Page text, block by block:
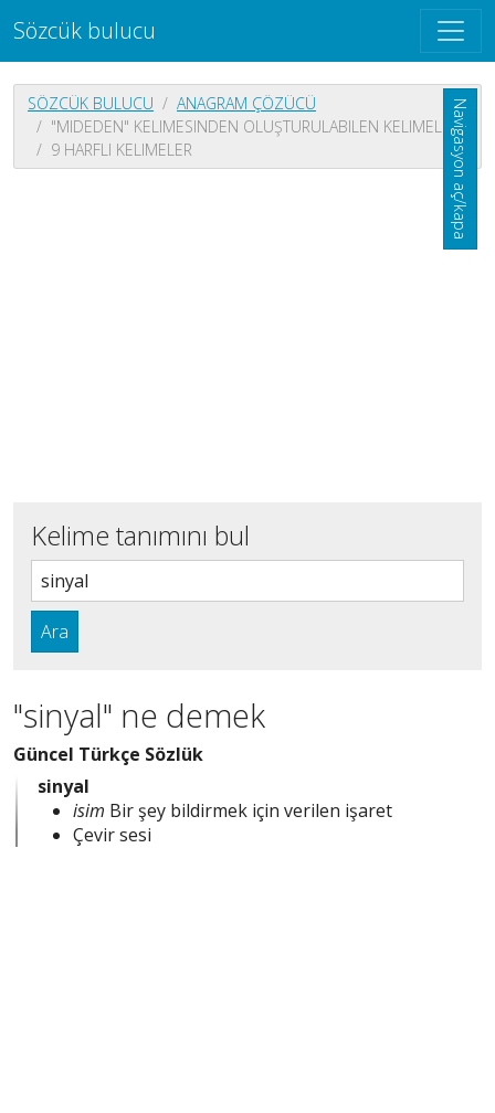
Sözcük bulucu
Navigasyon aç/kapa
SÖZCÜK BULUCU
ANAGRAM ÇÖZÜCÜ
"MIDEDEN" KELIMESINDEN OLUŞTURULABILEN KELIMELER
9 HARFLI KELIMELER
Kelime tanımını bul
Ara
"sinyal" ne demek
Güncel Türkçe Sözlük
sinyal
isim Bir şey bildirmek için verilen işaret
Çevir sesi